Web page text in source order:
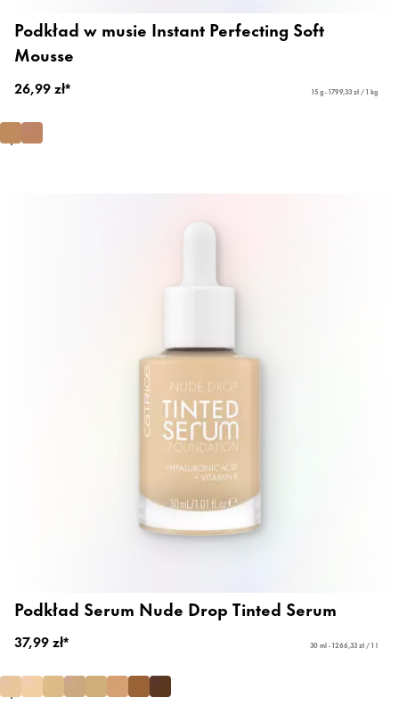
Podkład w musie Instant Perfecting Soft
Mousse
26,99 zł* 15 g - 1799,33 zł / 1 kg
Podkład Serum Nude Drop Tinted Serum
37,99 zł* 30 ml - 1266,33 zł / 1 l